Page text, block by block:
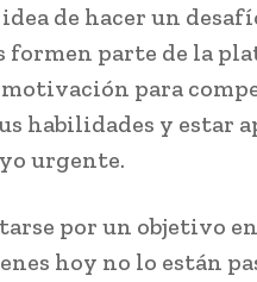
de hacer un
formen parte de la
para
habilidades y estar
urgente.
por un objetivo
hoy no lo están